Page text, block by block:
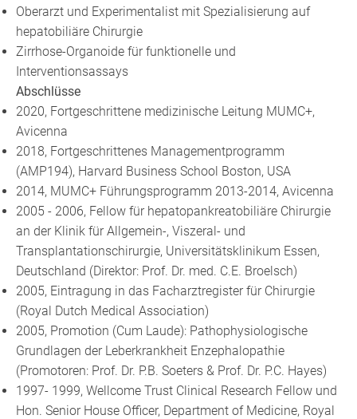
Oberarzt und Experimentalist mit Spezialisierung auf
hepatobiliäre Chirurgie
Zirrhose-Organoide für funktionelle und
Interventionsassays
Abschlüsse
2020, Fortgeschrittene medizinische Leitung MUMC+,
Avicenna
2018, Fortgeschrittenes Managementprogramm
(AMP194), Harvard Business School Boston, USA
2014, MUMC+ Führungsprogramm 2013-2014, Avicenna
2005 - 2006, Fellow für hepatopankreatobiliäre Chirurgie
an der Klinik für Allgemein-, Viszeral- und
Transplantationschirurgie, Universitätsklinikum Essen,
Deutschland (Direktor: Prof. Dr. med. C.E. Broelsch)
2005, Eintragung in das Facharztregister für Chirurgie
(Royal Dutch Medical Association)
2005, Promotion (Cum Laude): Pathophysiologische
Grundlagen der Leberkrankheit Enzephalopathie
(Promotoren: Prof. Dr. P.B. Soeters & Prof. Dr. P.C. Hayes)
1997- 1999, Wellcome Trust Clinical Research Fellow und
Hon. Senior House Officer, Department of Medicine, Royal